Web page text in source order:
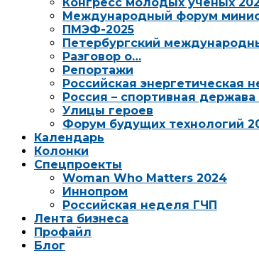
Международный форум
ПМЭФ-2025
Петербургский
Разговор о…
Репортажи
Российская энергетическая
Россия – спортивная держава
Улицы героев
Форум будущих технологий
Календарь
Колонки
Спецпроекты
Woman Who Matters 2024
Иннопром
Российская неделя ГЧП
Лента бизнеса
Профайл
Блог